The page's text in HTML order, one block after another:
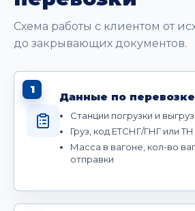
Схема работы с клиентом от
до закрывающих документов.
1
Данные по перевозке
Станции погрузки и
Груз, код ЕТСНГ/ГНГ или
Масса в вагоне, кол-во
отправки